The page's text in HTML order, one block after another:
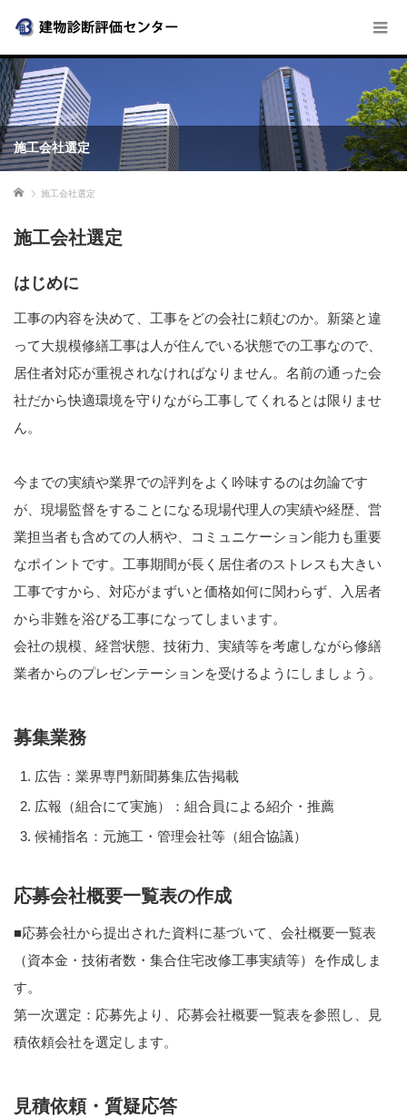
施工会社選定
ホーム 施工会社選定
施工会社選定
はじめに
工事の内容を決めて、工事をどの会社に頼むのか。新築と違
って大規模修繕工事は人が住んでいる状態での工事なので、
居住者対応が重視されなければなりません。名前の通った会
社だから快適環境を守りながら工事してくれるとは限りませ
ん。
今までの実績や業界での評判をよく吟味するのは勿論です
が、現場監督をすることになる現場代理人の実績や経歴、営
業担当者も含めての人柄や、コミュニケーション能力も重要
なポイントです。工事期間が長く居住者のストレスも大きい
工事ですから、対応がまずいと価格如何に関わらず、入居者
から非難を浴びる工事になってしまいます。
会社の規模、経営状態、技術力、実績等を考慮しながら修繕
業者からのプレゼンテーションを受けるようにしましょう。
募集業務
広告：業界専門新聞募集広告掲載
広報（組合にて実施）：組合員による紹介・推薦
候補指名：元施工・管理会社等（組合協議）
応募会社概要一覧表の作成
■応募会社から提出された資料に基づいて、会社概要一覧表
（資本金・技術者数・集合住宅改修工事実績等）を作成しま
す。
第一次選定：応募先より、応募会社概要一覧表を参照し、見
積依頼会社を選定します。
見積依頼・質疑応答